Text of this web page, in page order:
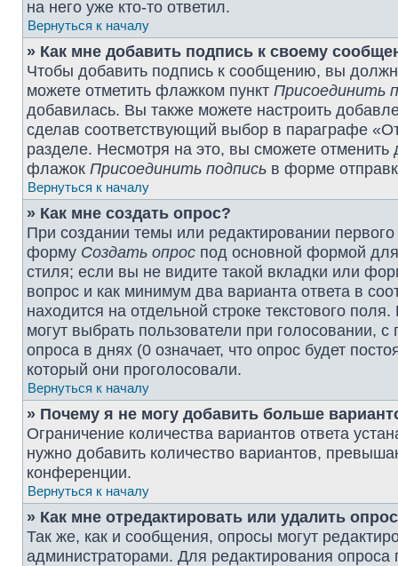
на него уже кто-то ответил.
Вернуться к началу
» Как мне добавить подпись к своему
Чтобы добавить подпись к сообщению, вы
можете отметить флажком пункт Присоединить
добавилась. Вы также можете настроить
сделав соответствующий выбор в параграфе
разделе. Несмотря на это, вы сможете
флажок Присоединить подпись в форме
Вернуться к началу
» Как мне создать опрос?
При создании темы или редактировании
форму Создать опрос под основной формой
стиля; если вы не видите такой вкладки или
вопрос и как минимум два варианта ответа в
находится на отдельной строке текстового
могут выбрать пользователи при голосовании,
опроса в днях (0 означает, что опрос будет
который они проголосовали.
Вернуться к началу
» Почему я не могу добавить больше
Ограничение количества вариантов ответа
нужно добавить количество вариантов,
конференции.
Вернуться к началу
» Как мне отредактировать или удалить
Так же, как и сообщения, опросы могут
администраторами. Для редактирования